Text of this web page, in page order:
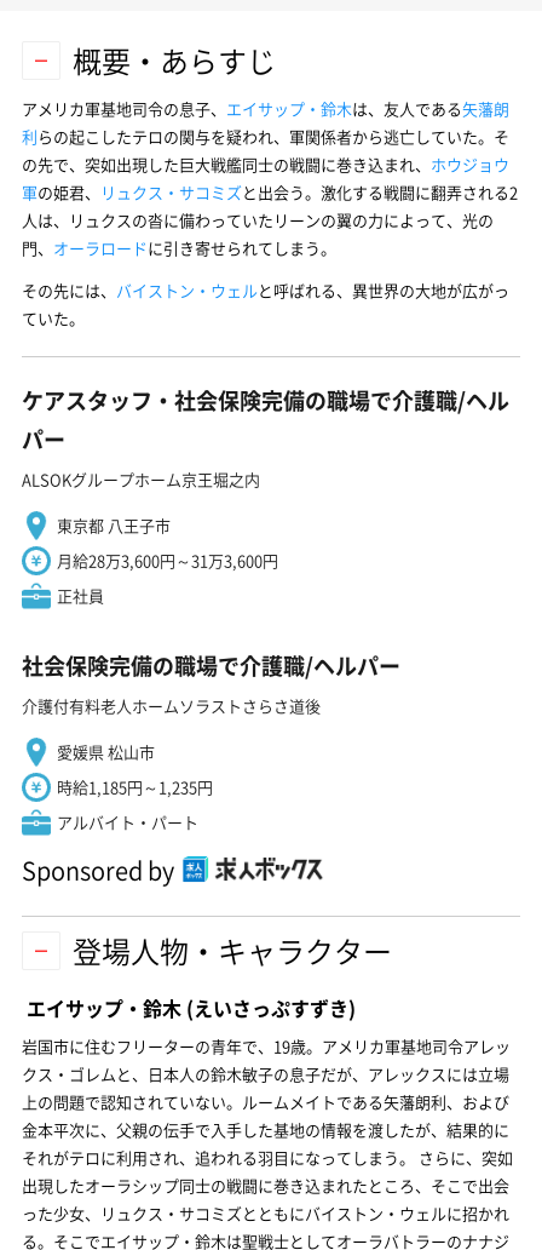
概要・あらすじ
アメリカ軍基地司令の息子、 エイサップ・鈴木は、友人である矢藩朗
利らの起こしたテロの関与を疑われ、軍関係者から逃亡していた。そ
の先で、突如出現した巨大戦艦同士の戦闘に巻き込まれ、 ホウジョウ
軍の姫君、 リュクス・サコミズと出会う。激化する戦闘に翻弄される2
人は、リュクスの沓に備わっていたリーンの翼の力によって、光の
門、 オーラロードに引き寄せられてしまう。
その先には、 バイストン・ウェルと呼ばれる、異世界の大地が広がっ
ていた。
ケアスタッフ・社会保険完備の職場で介護職/ヘル
パー
ALSOKグループホーム京王堀之内
東京都 八王子市
月給28万3,600円～31万3,600円
正社員
社会保険完備の職場で介護職/ヘルパー
介護付有料老人ホームソラストさらさ道後
愛媛県 松山市
時給1,185円～1,235円
アルバイト・パート
Sponsored by
登場人物・キャラクター
エイサップ・鈴木 (えいさっぷすずき)
岩国市に住むフリーターの青年で、19歳。アメリカ軍基地司令アレッ
クス・ゴレムと、日本人の鈴木敏子の息子だが、アレックスには立場
上の問題で認知されていない。ルームメイトである矢藩朗利、および
金本平次に、父親の伝手で入手した基地の情報を渡したが、結果的に
それがテロに利用され、追われる羽目になってしまう。 さらに、突如
出現したオーラシップ同士の戦闘に巻き込まれたところ、そこで出会
った少女、リュクス・サコミズとともにバイストン・ウェルに招かれ
る。そこでエイサップ・鈴木は聖戦士としてオーラバトラーのナナジ